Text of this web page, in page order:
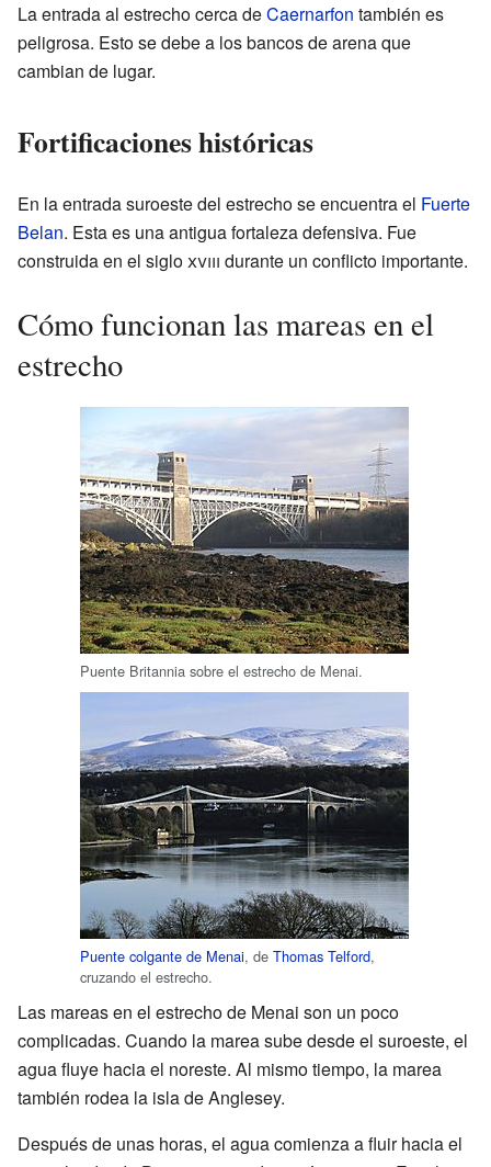
La entrada al estrecho cerca deCaernarfon también es
peligrosa. Esto se debe a los bancos de arena que
cambian de lugar.
Fortificaciones históricas
En la entrada suroeste del estrecho se encuentra el Fuerte
Belan. Esta es una antigua fortaleza defensiva. Fue
construida en el sigloxviii durante un conflicto importante.
Cómo funcionan las mareas en el
estrecho
Puente Britannia sobre el estrecho de Menai.
Puente colgante de Menai, de Thomas Telford,
cruzando el estrecho.
Las mareas en el estrecho de Menai son un poco
complicadas. Cuando la marea sube desde el suroeste, el
agua fluye hacia el noreste. Al mismo tiempo, la marea
también rodea la isla de Anglesey.
Después de unas horas, el agua comienza a fluir hacia el